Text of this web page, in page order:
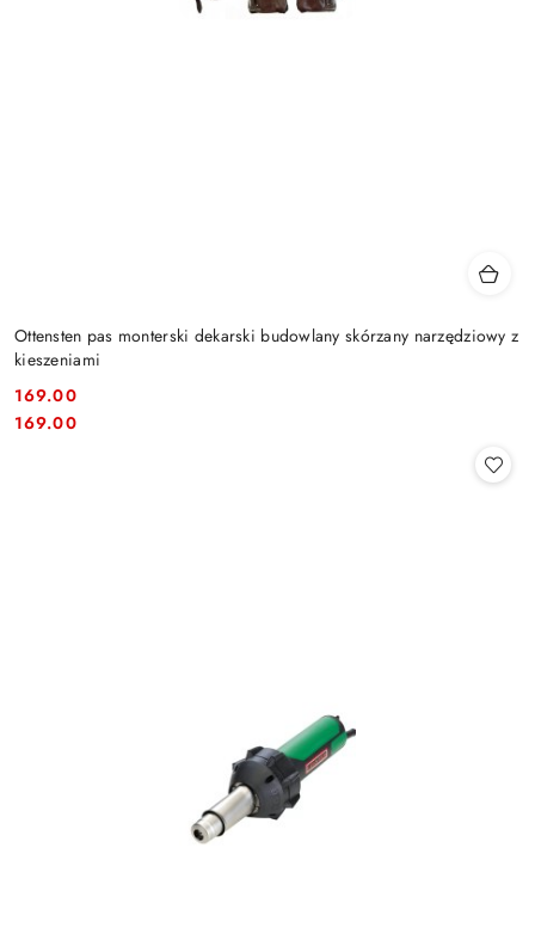
Ottensten pas monterski dekarski budowlany skórzany narzędziowy z
kieszeniami
Cena:
169.00
Cena:
169.00